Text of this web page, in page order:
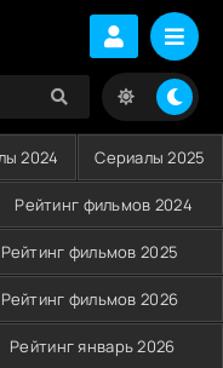
2024 Сериалы 2025
Рейтинг фильмов 2024
Рейтинг фильмов 2025
Рейтинг фильмов 2026
Рейтинг январь 2026